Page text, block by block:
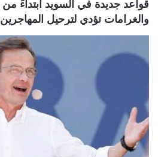
والغرامات تؤدي لترحيل المهاجرين